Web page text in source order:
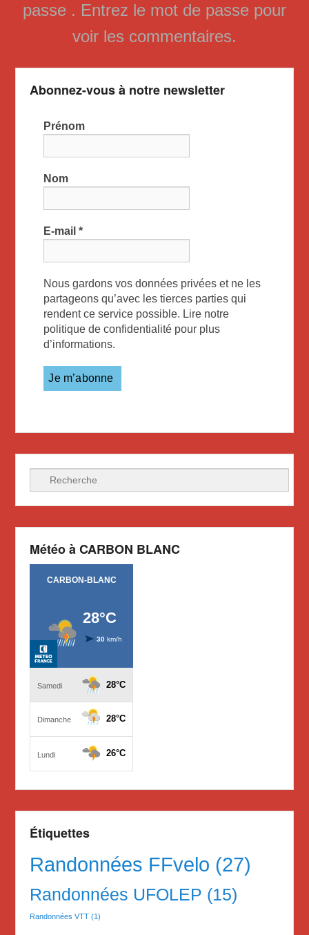
passe . Entrez le mot de passe pour
voir les commentaires.
Abonnez-vous à notre newsletter
Prénom
Nom
E-mail*
Nous gardons vos données privées et ne les
partageons qu’avec les tierces parties qui
rendent ce service possible. Lire notre
politique de confidentialité pour plus
d’informations.
Recherche
Météo à CARBON BLANC
Étiquettes
Randonnées FFvelo (27)
Randonnées UFOLEP (15)
Randonnées VTT (1)